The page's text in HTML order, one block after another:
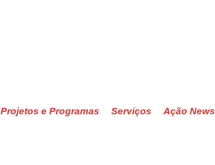
Projetos e Programas Serviços Ação News